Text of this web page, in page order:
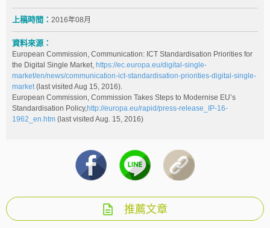
上稿時間： 2016年08月
資料來源：
European Commission, Communication: ICT Standardisation Priorities for
the Digital Single Market, https://ec.europa.eu/digital-single-
market/en/news/communication-ict-standardisation-priorities-digital-single-
market(last visited Aug 15, 2016).
European Commission, Commission Takes Steps to Modernise EU’s
Standardisation Policy,http://europa.eu/rapid/press-release_IP-16-
1962_en.htm (last visited Aug. 15, 2016)
推薦文章